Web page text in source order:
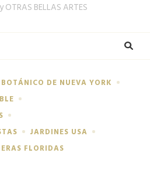
OTRAS BELLAS ARTES
DE NUEVA YORK
JARDINES USA
FLORIDAS